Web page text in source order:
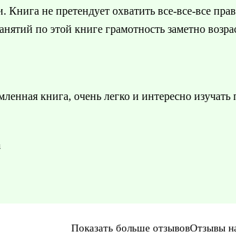
Книга не претендует охватить все-все-все
по этой книге грамотность заметно
книга, очень легко и интересно изучать
Показать больше отзывовОтзывы